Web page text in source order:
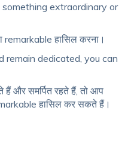
something extraordinary or
remarkable हासिल करना।
remain dedicated, you can
समर्पित रहते हैं, तो आप
हासिल कर सकते हैं।